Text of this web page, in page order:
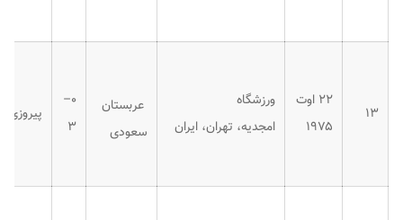
۱۳
۲۲ اوت
۱۹۷۵
ورزشگاه
امجدیه، تهران، ایران
عربستان
سعودی
۰–
۳
پیروزی